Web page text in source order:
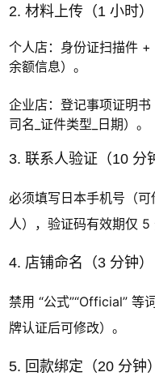
2. 材料上传（1 小时）
个人店：身份证扫描件
余额信息）。
企业店：登记事项证明
司名_证件类型_日期）。
3. 联系人验证（10 分
必须填写日本手机号（
人），验证码有效期仅 5
4. 店铺命名（3 分钟）
禁用 “公式”“Official” 等
牌认证后可修改）。
5. 回款绑定（20 分钟）